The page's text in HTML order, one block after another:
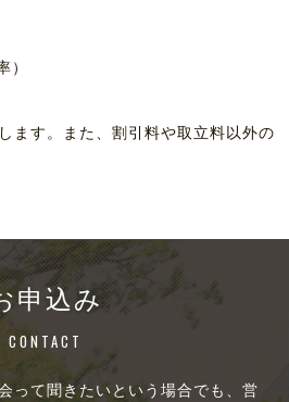
）
ます。また、割引料や取立料以外の
申込み
CONTACT
って聞きたいという場合でも、営